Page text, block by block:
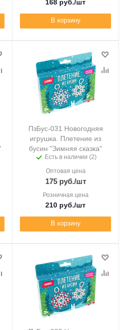
168 руб./шт
В корзину
ПзБус-031 Новогодняя
игрушка. Плетение из
бусин "Зимняя сказка"
Есть в наличии (2)
Оптовая цена
175руб./шт
Розничная цена
210 руб./шт
В корзину